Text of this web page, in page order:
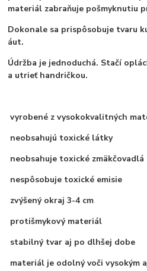
materiál zabraňuje pošmyknutiu
Dokonale sa prispôsobuje tvaru
áut.
Údržba je jednoduchá. Stačí
a utrieť handričkou.
vyrobené z vysokokvalitných
neobsahujú toxické látky
neobsahuje toxické zmäkčovadlá
nespôsobuje toxické emisie
zvýšený okraj 3-4 cm
protišmykový materiál
stabilný tvar aj po dlhšej dobe
materiál je odolný voči vysokým